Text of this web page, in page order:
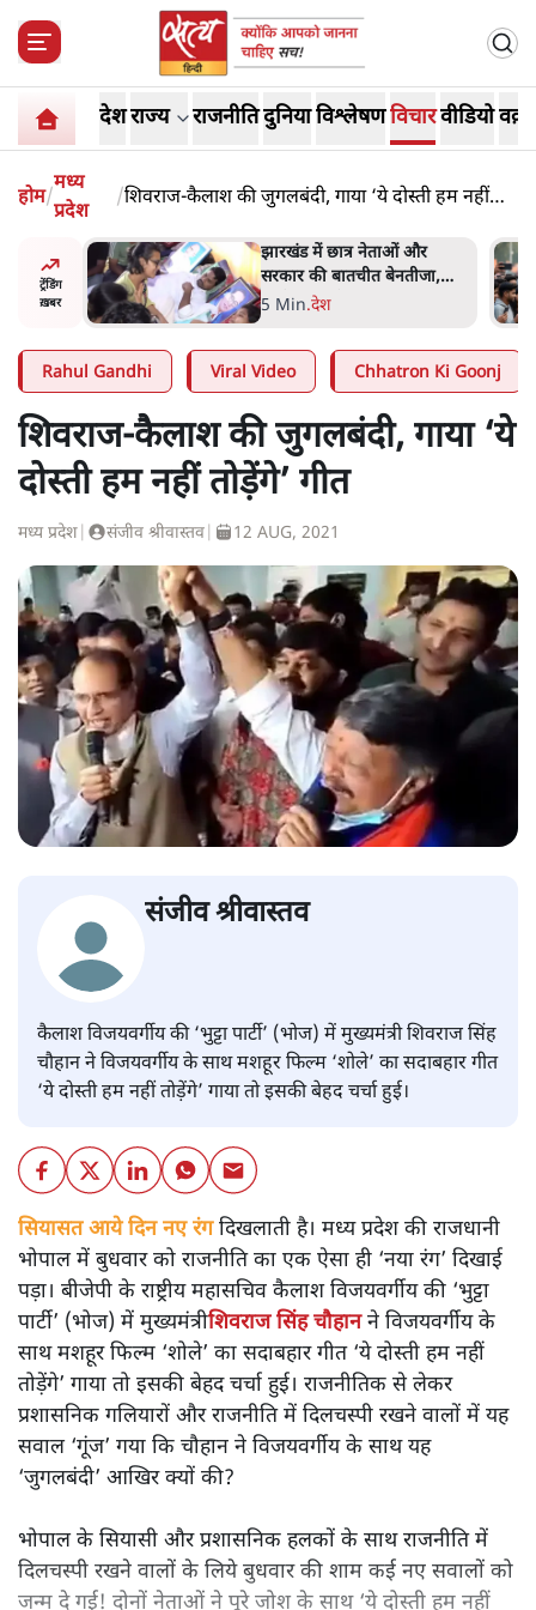
देशराज्य राजनीतिदुनियाविश्लेषणविचारवीडियो
होम/
मध्य
प्रदेश
/शिवराज-कैलाश की जुगलबंदी, गाया ‘ये दोस्ती हम नहीं
ट्रेंडिंग
ख़बर
राहुल गांधी के जेन ज़ी इवेंट 'छात्रों
की गूंज' को शर्तों के साथ मंज़ूरी
देना पड़ा
5 Min.देश
Rahul Gandhi Viral Video Chhatron Ki Goonj
शिवराज-कैलाश की जुगलबंदी, गाया ‘ये
दोस्ती हम नहीं तोड़ेंगे’ गीत
मध्य प्रदेश संजीव श्रीवास्तव 12 AUG, 2021
संजीव श्रीवास्तव
कैलाश विजयवर्गीय की ‘भुट्टा पार्टी’ (भोज) में मुख्यमंत्री शिवराज सिंह
चौहान ने विजयवर्गीय के साथ मशहूर फिल्म ‘शोले’ का सदाबहार गीत
‘ये दोस्ती हम नहीं तोड़ेंगे’ गाया तो इसकी बेहद चर्चा हुई।
सियासत आये दिन नए रंगदिखलाती है। मध्य प्रदेश की राजधानी
भोपाल में बुधवार को राजनीति का एक ऐसा ही ‘नया रंग’ दिखाई
पड़ा। बीजेपी के राष्ट्रीय महासचिव कैलाश विजयवर्गीय की ‘भुट्टा
पार्टी’ (भोज) में मुख्यमंत्रीशिवराज सिंह चौहानने विजयवर्गीय के
साथ मशहूर फिल्म ‘शोले’ का सदाबहार गीत ‘ये दोस्ती हम नहीं
तोड़ेंगे’ गाया तो इसकी बेहद चर्चा हुई। राजनीतिक से लेकर
प्रशासनिक गलियारों और राजनीति में दिलचस्पी रखने वालों में यह
सवाल ‘गूंज’ गया कि चौहान ने विजयवर्गीय के साथ यह
‘जुगलबंदी’ आखिर क्यों की?
भोपाल के सियासी और प्रशासनिक हलकों के साथ राजनीति में
दिलचस्पी रखने वालों के लिये बुधवार की शाम कई नए सवालों को
जन्म दे गई! दोनों नेताओं ने पूरे जोश के साथ ‘ये दोस्ती हम नहीं